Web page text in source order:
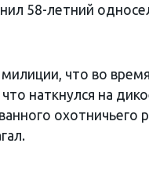
58-летний
что во
наткнулся на